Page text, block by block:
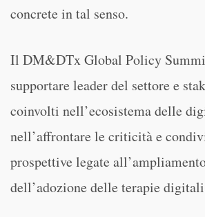
concrete in tal senso.
Il DM&DTx Global Policy
supportare leader del settore e
coinvolti nell’ecosistema delle
nell’affrontare le criticità e
prospettive legate
dell’adozione delle terapie